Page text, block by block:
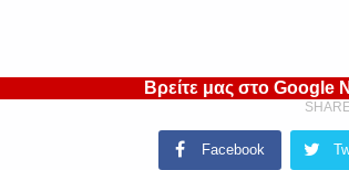
Βρείτε μας στο Google
SHARE
Facebook